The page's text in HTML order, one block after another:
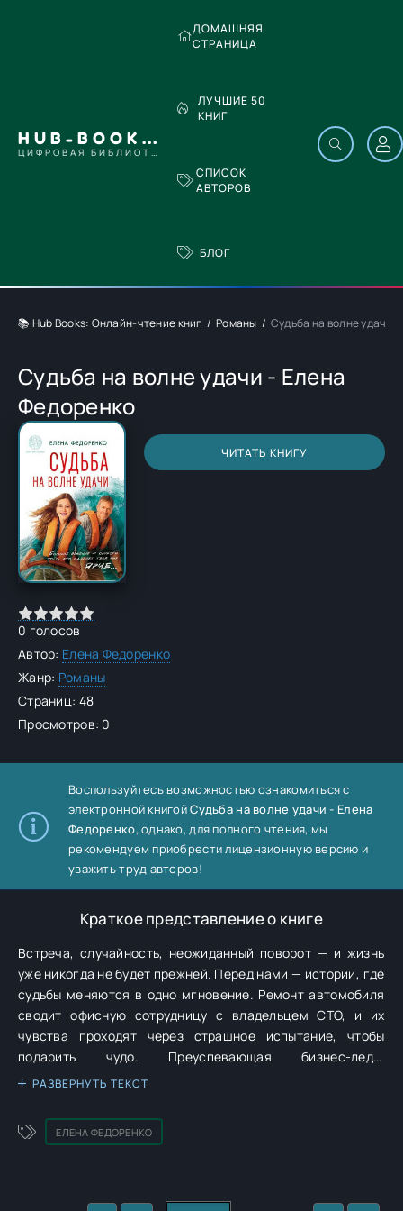
HUB-BOOKS.COM
ЦИФРОВАЯ БИБЛИОТЕКА
ДОМАШНЯЯ
СТРАНИЦА
ЛУЧШИЕ 50
КНИГ
СПИСОК
АВТОРОВ
БЛОГ
📚 Hub Books: Онлайн-чтение книг Романы Судьба на волне удачи
Судьба на волне удачи - Елена
Федоренко
ЧИТАТЬ КНИГУ
0 голосов
Автор: Елена Федоренко
Жанр: Романы
Страниц: 48
Просмотров: 0
Воспользуйтесь возможностью ознакомиться с
электронной книгойСудьба на волне удачи - Елена
Федоренко, однако, для полного чтения, мы
рекомендуем приобрести лицензионную версию и
уважить труд авторов!
Краткое представление о книге
Встреча, случайность, неожиданный поворот — и жизнь
уже никогда не будет прежней. Перед нами — истории, где
судьбы меняются в одно мгновение. Ремонт автомобиля
сводит офисную сотрудницу с владельцем СТО, и их
чувства проходят через страшное испытание, чтобы
подарить чудо. Преуспевающая бизнес-леди,
отправившись в далекую Австралию учиться управлять
попадает в мир магии и обретает истинное счастье.
Слепая певчая церковного хора получает в дар не только
согревает душу, о том, как жизнь испытывает на
РАЗВЕРНУТЬ ТЕКСТ
ЕЛЕНА ФЕДОРЕНКО